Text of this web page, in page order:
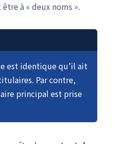
à « deux noms ».
est identique qu’il ait
Par contre,
principal est prise